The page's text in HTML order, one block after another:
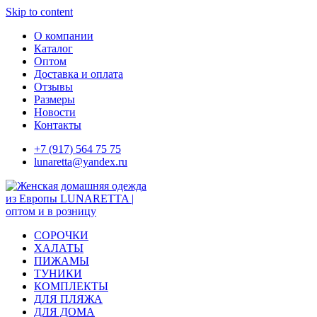
Skip to content
О компании
Каталог
Оптом
Доставка и оплата
Отзывы
Размеры
Новости
Контакты
+7 (917) 564 75 75
lunaretta@yandex.ru
СОРОЧКИ
ХАЛАТЫ
ПИЖАМЫ
ТУНИКИ
КОМПЛЕКТЫ
ДЛЯ ПЛЯЖА
ДЛЯ ДОМА